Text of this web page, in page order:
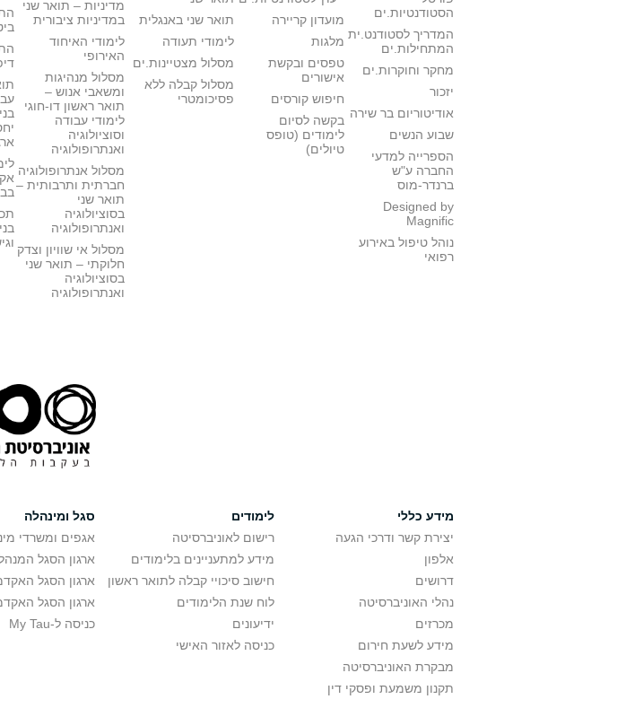
הסטודנטיות.ים
המדריך לסטודנט.ית
המתחילות.ים
מחקר וחוקרות.ים
יזכור
אודיטוריום בר שירה
שבוע הנשים
הספרייה למדעי
החברה ע"ש
ברנדר-מוס
Designed by
Magnific
נוהל טיפול באירוע
רפואי
מועדון קריירה
מלגות
טפסים ובקשת
אישורים
חיפוש קורסים
בקשה לסיום
לימודים (טופס
טיולים)
תואר שני באנגלית
לימודי תעודה
מסלול מצטיינות.ים
מסלול קבלה ללא
פסיכומטרי
מדיניות – תואר שני
במדיניות ציבורית
לימודי האיחוד
האירופי
מסלול מנהיגות
ומשאבי אנוש –
תואר ראשון דו-חוגי
לימודי עבודה
וסוציולוגיה
ואנתרופולוגיה
מסלול אנתרופולוגיה
חברתית ותרבותית –
תואר שני
בסוציולוגיה
ואנתרופולוגיה
מסלול אי שוויון וצדק
חלוקתי – תואר שני
בסוציולוגיה
ואנתרופולוגיה
מידע כללי
יצירת קשר ודרכי הגעה
אלפון
דרושים
נהלי האוניברסיטה
מכרזים
מידע לשעת חירום
מבקרת האוניברסיטה
תקנון משמעת ופסקי דין
לימודים
רישום לאוניברסיטה
מידע למתעניינים בלימודים
חישוב סיכויי קבלה לתואר ראשון
לוח שנת הלימודים
ידיעונים
כניסה לאזור האישי
סגל ומינהלה
אגפים ומשרדי
ארגון הסגל
ארגון הסגל
ארגון הסגל
כניסה ל-My Tau